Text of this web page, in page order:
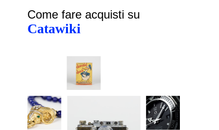
Come fare acquisti su
Catawiki